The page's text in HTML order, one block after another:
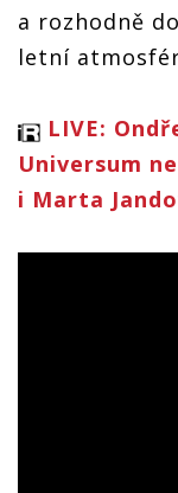
a rozhodně
letní
LIVE:
Universum
i Marta